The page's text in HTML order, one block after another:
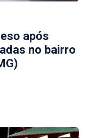
após
no bairro